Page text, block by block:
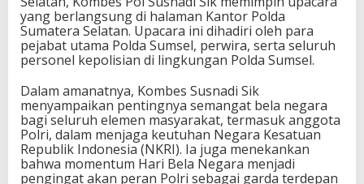
yang berlangsung di halaman Kantor Polda
Sumatera Selatan. Upacara ini dihadiri oleh para
pejabat utama Polda Sumsel, perwira, serta seluruh
personel kepolisian di lingkungan Polda Sumsel.
Dalam amanatnya, Kombes Susnadi Sik
menyampaikan pentingnya semangat bela negara
bagi seluruh elemen masyarakat, termasuk anggota
Polri, dalam menjaga keutuhan Negara Kesatuan
Republik Indonesia (NKRI). Ia juga menekankan
bahwa momentum Hari Bela Negara menjadi
pengingat akan peran Polri sebagai garda terdepan